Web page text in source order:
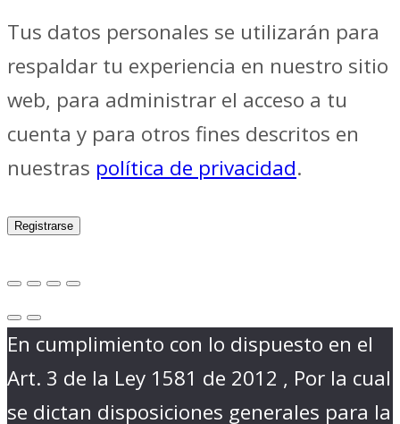
Tus datos personales se utilizarán para
respaldar tu experiencia en nuestro sitio
web, para administrar el acceso a tu
cuenta y para otros fines descritos en
nuestras política de privacidad.
Registrarse
En cumplimiento con lo dispuesto en el
Art. 3 de la Ley 1581 de 2012 , Por la cual
se dictan disposiciones generales para la